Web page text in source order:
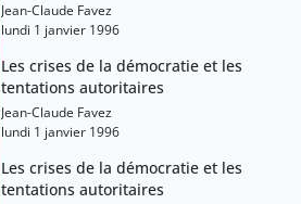
Jean-Claude Favez
lundi 1 janvier 1996
Les crises de la démocratie et les
tentations autoritaires
Jean-Claude Favez
lundi 1 janvier 1996
Les crises de la démocratie et les
tentations autoritaires